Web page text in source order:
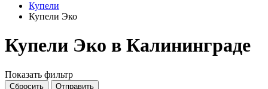
Купели
Купели Эко
Купели Эко в Калининграде
Показать фильтр
Сбросить Отправить